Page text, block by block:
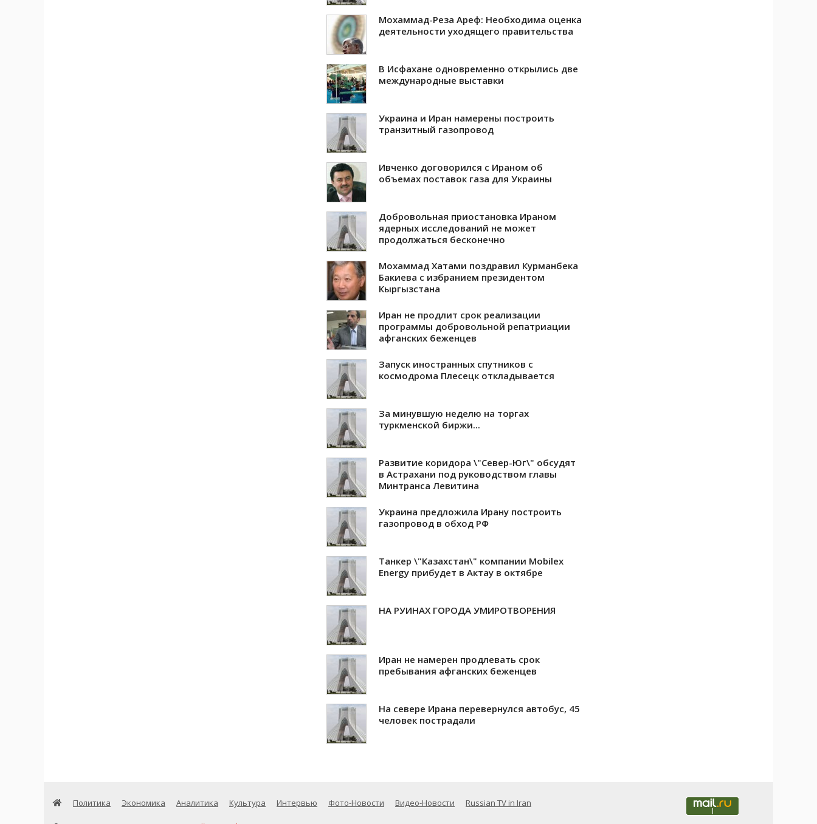
Мохаммад-Реза Ареф: Необходима оценка
деятельности уходящего правительства
В Исфахане одновременно открылись две
международные выставки
Украина и Иран намерены построить
транзитный газопровод
Ивченко договорился с Ираном об
объемах поставок газа для Украины
Добровольная приостановка Ираном
ядерных исследований не может
продолжаться бесконечно
Мохаммад Хатами поздравил Курманбека
Бакиева с избранием президентом
Кыргызстана
Иран не продлит срок реализации
программы добровольной репатриации
афганских беженцев
Запуск иностранных спутников с
космодрома Плесецк откладывается
За минувшую неделю на торгах
туркменской биржи...
Развитие коридора \"Север-Юг\" обсудят
в Астрахани под руководством главы
Минтранса Левитина
Украина предложила Ирану построить
газопровод в обход РФ
Танкер \"Казахстан\" компании Mobilex
Energy прибудет в Актау в октябре
НА РУИНАХ ГОРОДА УМИРОТВОРЕНИЯ
Иран не намерен продлевать срок
пребывания афганских беженцев
На севере Ирана перевернулся автобус, 45
человек пострадали
Политика Экономика Аналитика Культура Интервью Фото-Новости Видео-Новости Russian TV in Iran